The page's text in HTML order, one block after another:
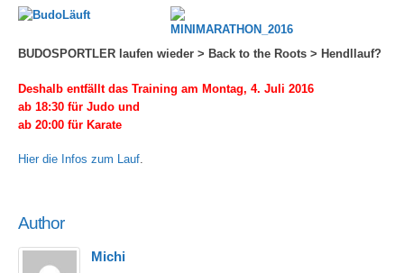
2016
ab
BUDOSPORTLER laufen wieder > Back to the Roots > Hendllauf?
Deshalb entfällt das Training am Montag, 4. Juli 2016
ab 18:30 für Judo und
ab 20:00 für Karate
Hier die Infos zum Lauf.
Author
Michi